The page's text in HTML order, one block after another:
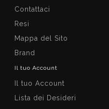
Contattaci
Resi
Mappa del Sito
Brand
Il tuo Account
Il tuo Account
Lista dei Desideri